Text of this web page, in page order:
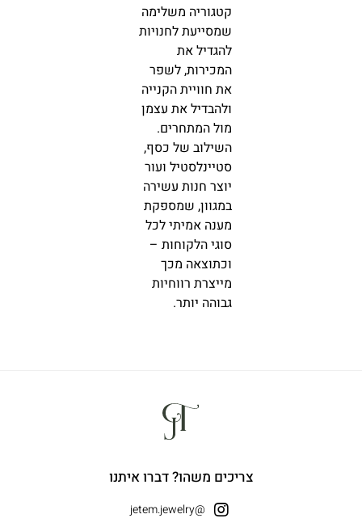
קטגוריה משלימה
שמסייעת לחנויות
להגדיל את
המכירות, לשפר
את חוויית הקנייה
ולהבדיל את עצמן
מול המתחרים.
השילוב של כסף,
סטיינלסטיל ועור
יוצר חנות עשירה
במגוון, שמספקת
מענה אמיתי לכל
סוגי הלקוחות –
וכתוצאה מכך
מייצרת רווחיות
גבוהה יותר.
צריכים משהו? דברו איתנו
@jetem.jewelry